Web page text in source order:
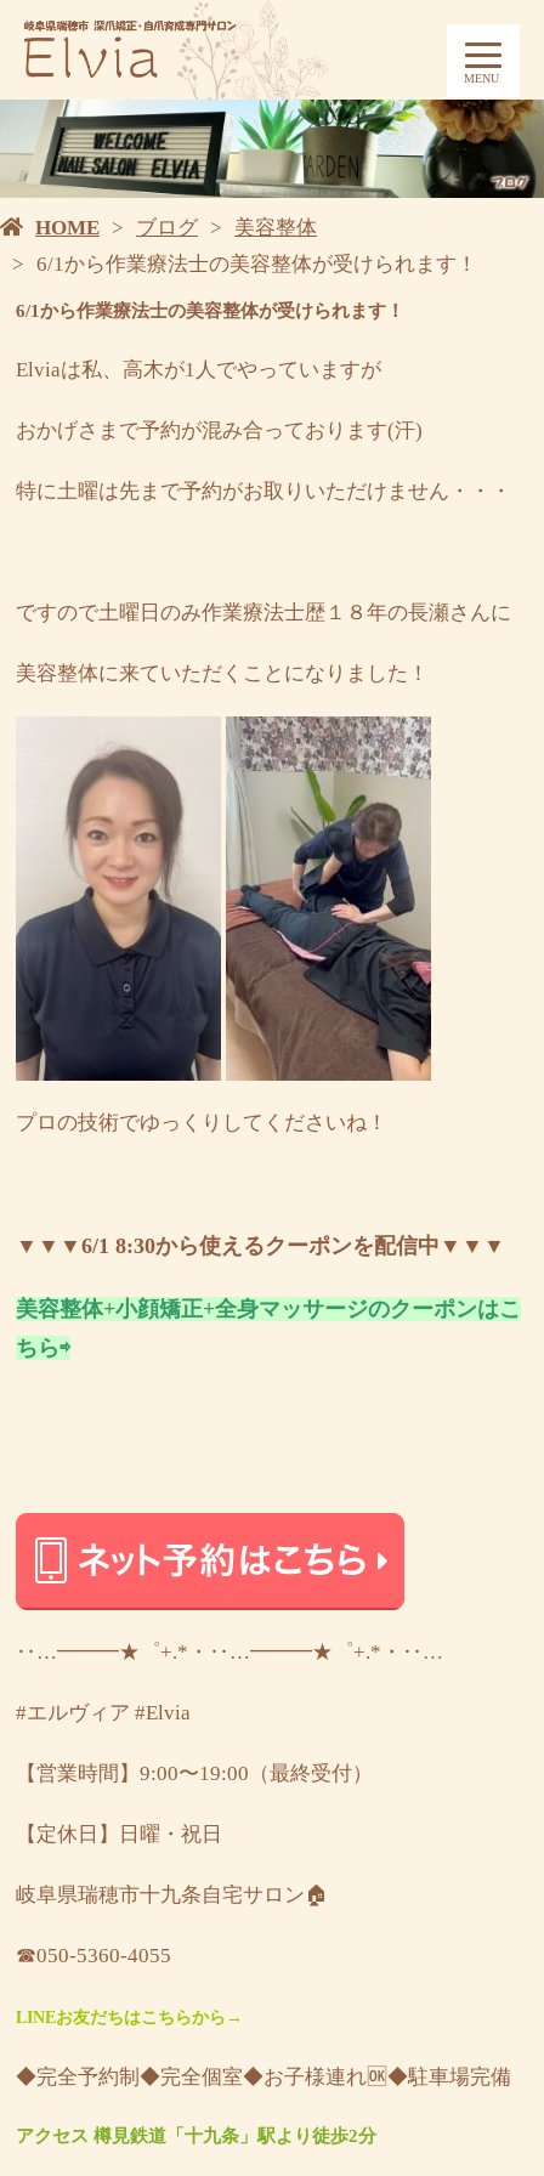
MENU
HOME ブログ
美容整体
6/1から作業療法士の美容整体が受けられます！
6/1から作業療法士の美容整体が受けられます！
Elviaは私、高木が1人でやっていますが
おかげさまで予約が混み合っております(汗)
特に土曜は先まで予約がお取りいただけません・・・
ですので土曜日のみ作業療法士歴１８年の長瀬さんに
美容整体に来ていただくことになりました！
プロの技術でゆっくりしてくださいね！
▼▼▼6/1 8:30から使えるクーポンを配信中▼▼▼
美容整体+小顔矯正+全身マッサージのクーポンはこ
ちら⇨
‥…━━━★゜+.*・‥…━━━★゜+.*・‥…
#エルヴィア #Elvia
【営業時間】9:00〜19:00（最終受付）
【定休日】日曜・祝日
岐阜県瑞穂市十九条自宅サロン🏠
☎︎050-5360-4055
LINEお友だちはこちらから→
◆完全予約制◆完全個室◆お子様連れ🆗◆駐車場完備
アクセス 樽見鉄道「十九条」駅より徒歩2分